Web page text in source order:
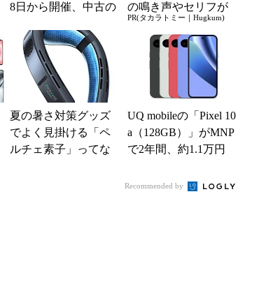
8日から開催、中古の
得に
の鳴き声やセリフが
盛りだくさんの「ア
ニア サウンドいっ
ぱい！ ...
PR(タカラトミー｜Hugkum)
夏の暑さ対策グッズ
でよく見掛ける「ペ
ルチェ素子」ってな
UQ mobileの「Pixel 10
a（128GB）」がMNP
で2年間、約1.1万円
Recommended by